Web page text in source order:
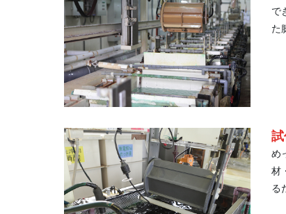
で
た
め
材
る